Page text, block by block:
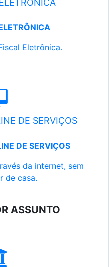
Eletrônica.
DE SERVIÇOS
DE SERVIÇOS
da internet, sem
de casa.
ASSUNTO